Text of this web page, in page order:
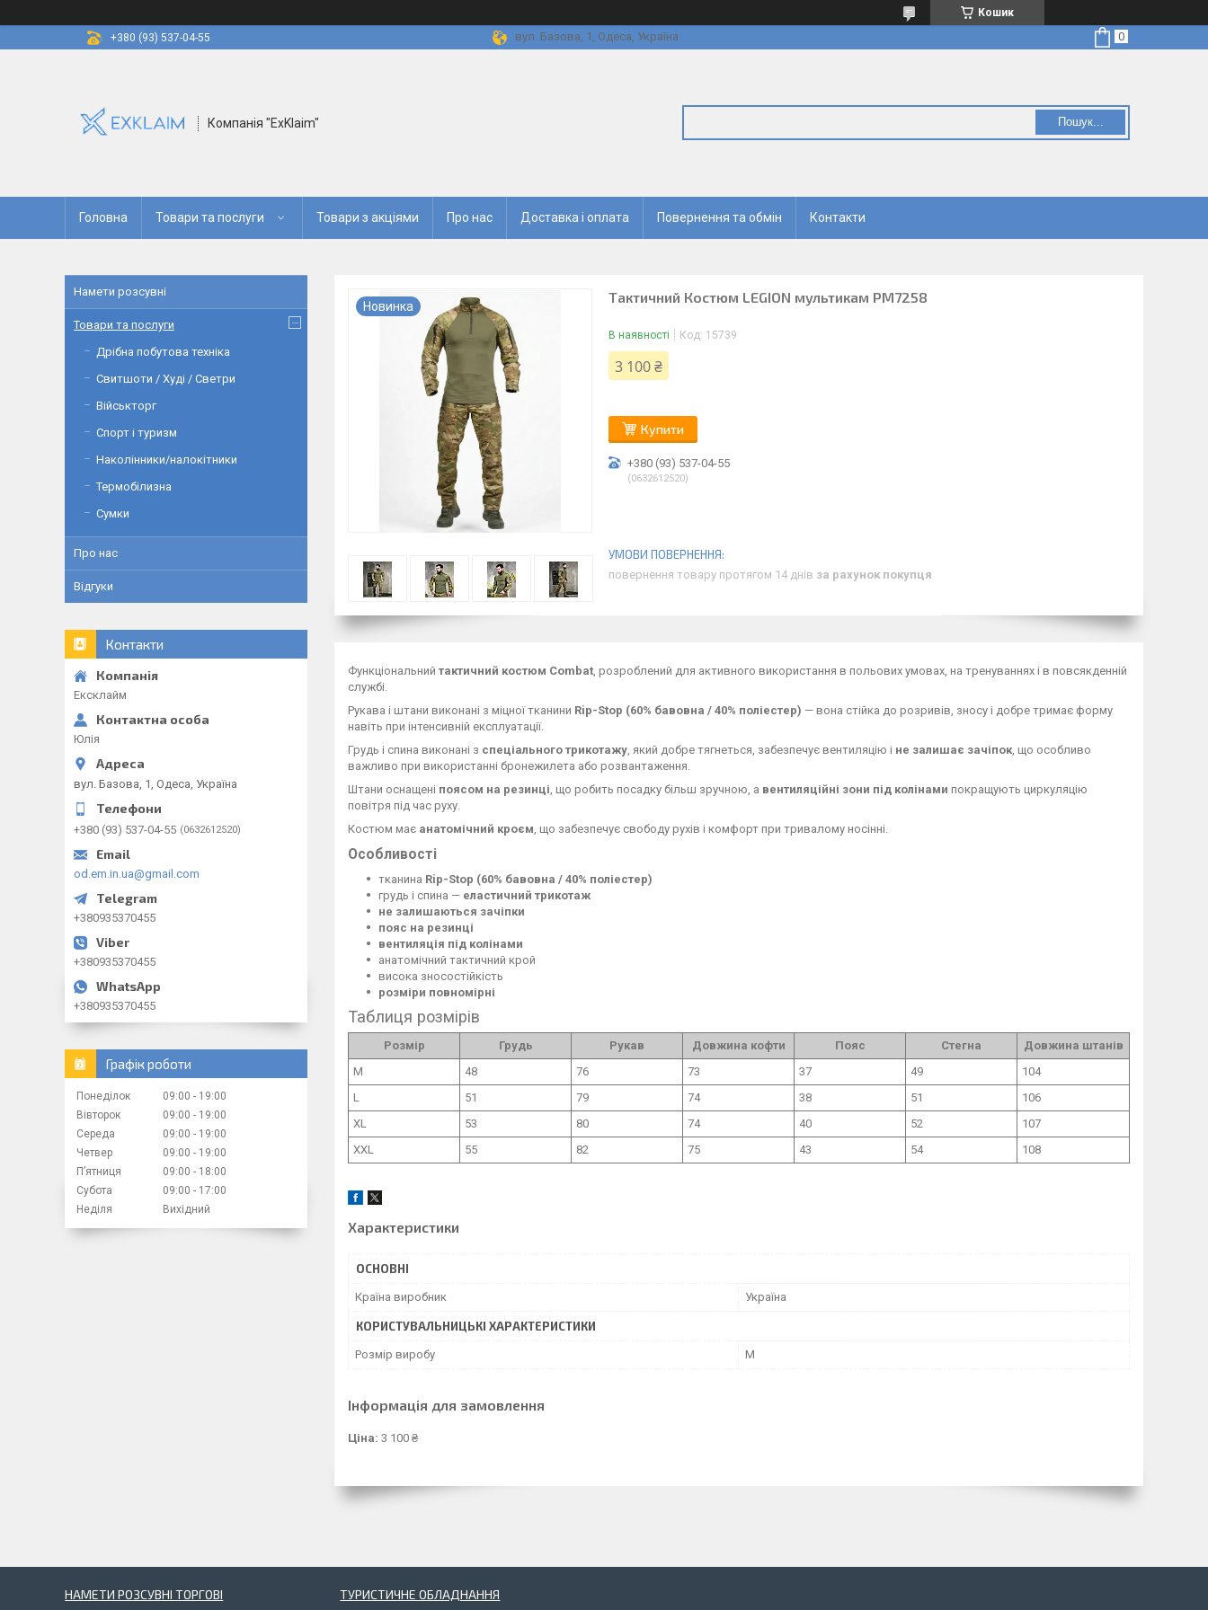
Кошик
+380 (93) 537-04-55
вул. Базова, 1, Одеса, Україна
Компанія "ExKlaim" Пошук...
Головна Товари та послуги Товари з акціями Про нас Доставка і оплата Повернення та обмін Контакти
Новинка
Тактичний Костюм LEGION мультикам РМ7258
В наявності Код: 15739
3 100 ₴
Купити
+380 (93) 537-04-55
0632612520
повернення товару протягом 14 днів за рахунок покупця
Функціональнийтактичний костюм Combat, розроблений для активного використання в польових умовах, на тренуваннях і в повсякденній
службі.
Рукава і штани виконані з міцної тканини Rip-Stop (60% бавовна / 40% поліестер) — вона стійка до розривів, зносу і добре тримає форму
навіть при інтенсивній експлуатації.
Грудь і спина виконані з спеціального трикотажу, який добре тягнеться, забезпечує вентиляцію і не залишає зачіпок, що особливо
важливо при використанні бронежилета або розвантаження.
Штани оснащені поясом на резинці, що робить посадку більш зручною, а вентиляційні зони під колінами покращують циркуляцію
повітря під час руху.
Костюм має анатомічний кроєм, що забезпечує свободу рухів і комфорт при тривалому носінні.
Особливості
тканина Rip-Stop (60% бавовна / 40% поліестер)
грудь і спина — еластичний трикотаж
не залишаються зачіпки
пояс на резинці
вентиляція під колінами
анатомічний тактичний крой
висока зносостійкість
розміри повномірні
Таблиця розмірів
Розмір Грудь Рукав Довжина кофти Пояс Стегна
Довжина штанів
M
48 76 73 37 49
104
L
51 79 74 38 51
106
XL
53 80 74 40 52
107
XXL
55 82 75 43 54 108
Характеристики
ОСНОВНІ
Країна виробник Україна
КОРИСТУВАЛЬНИЦЬКІ ХАРАКТЕРИСТИКИ
Розмір виробу M
Інформація для замовлення
Ціна: 3 100 ₴
Намети розсувні
Товари та послуги
Дрібна побутова техніка
Свитшоти / Худі / Светри
Військторг
Спорт і туризм
Наколінники/налокітники
Термобілизна
Сумки
Про нас
Відгуки
Контакти
Ексклайм
Юлія
вул. Базова, 1, Одеса, Україна
+380 (93) 537-04-55 0632612520
od.em.in.ua@gmail.com
+380935370455
+380935370455
+380935370455
Графік роботи
Понеділок 09:00
19:00
Вівторок
09:00
19:00
Середа
09:00
19:00
Четвер
09:00
19:00
Пʼятниця
09:00
18:00
Субота
09:00
17:00
Неділя
Вихідний
НАМЕТИ РОЗСУВНІ ТОРГОВІ ТУРИСТИЧНЕ ОБЛАДНАННЯ